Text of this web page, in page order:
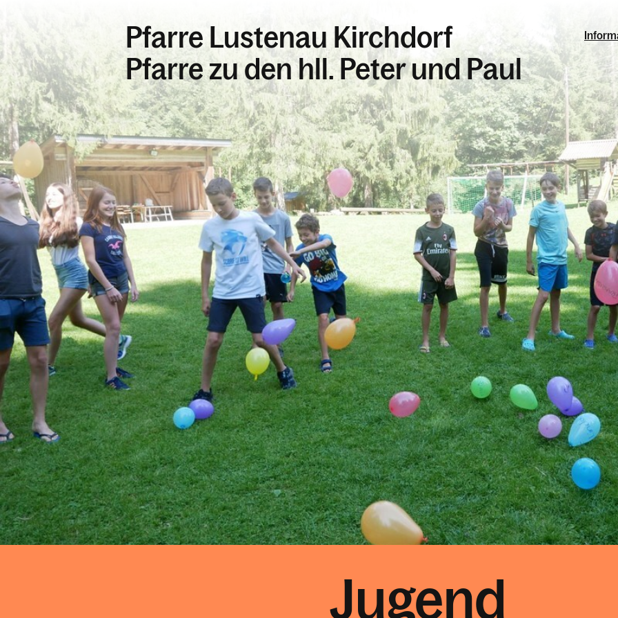
Pfarre Lustenau Kirchdorf
Pfarre zu den hll. Peter und Paul
Jugend